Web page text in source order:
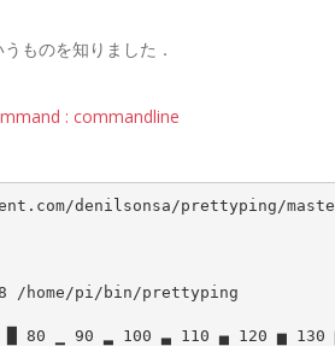
うものを知りました．
: commandline
denilsonsa/prettyping/
/home/pi/bin/prettyping
80 ▁ 90 ▂ 100 ▃ 110 ▄ 120 ▅ 130